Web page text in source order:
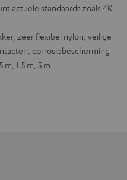
actuele standaards zoals 4K
zeer flexibel nylon, veilige
corrosiebescherming
1,5 m, 5 m